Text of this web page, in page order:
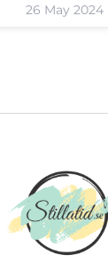
26 May 2024